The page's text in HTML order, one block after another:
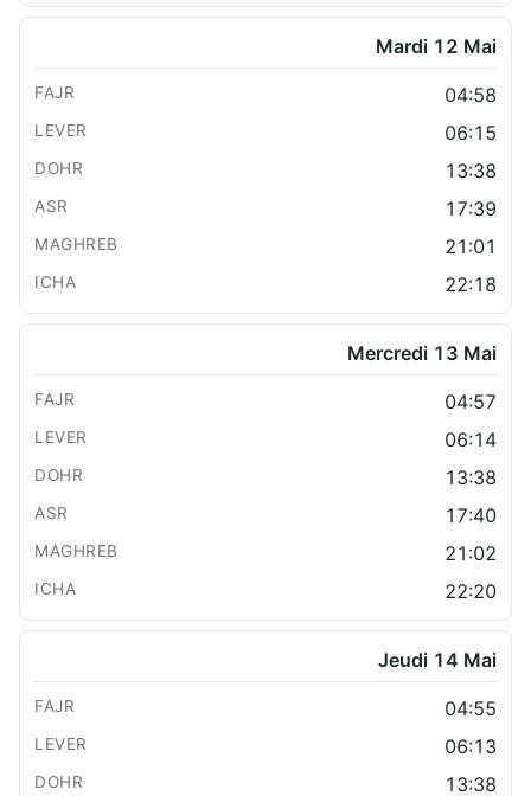
Mardi 12 Mai
04:58
06:15
13:38
17:39
21:01
22:18
Mercredi 13 Mai
04:57
06:14
13:38
17:40
21:02
22:20
Jeudi 14 Mai
04:55
06:13
13:38